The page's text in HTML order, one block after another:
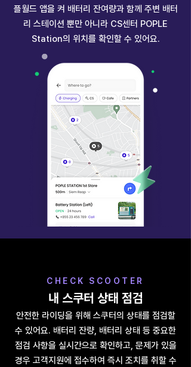
플월드 앱을 켜 배터리 잔여량과 함께 주변 배터
리 스테이션 뿐만 아니라 CS센터 POPLE
Station의 위치를 확인할 수 있어요.
CHECK SCOOTER
내 스쿠터 상태 점검
안전한 라이딩을 위해 스쿠터의 상태를 점검할
수 있어요. 배터리 잔량, 배터리 상태 등 중요한
점검 사항을 실시간으로 확인하고, 문제가 있을
경우 고객지원에 접수하여 즉시 조치를 취할 수